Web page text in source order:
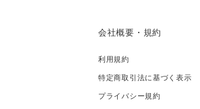
会社概要・規約
利用規約
特定商取引法に基づく表示
プライバシー規約